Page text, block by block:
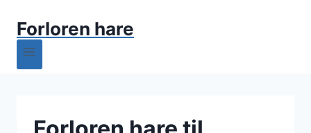
Forloren hare